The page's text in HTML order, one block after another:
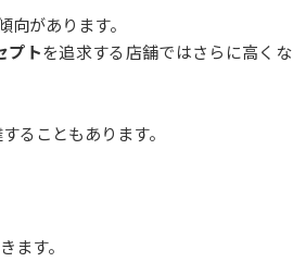
があります。
プトを追求する店舗ではさらに高く
ることもあります。
ます。